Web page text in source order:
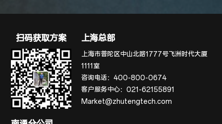
扫码获取方案 上海总部
上海市普陀区中山北路1777号飞洲时代大厦
1111室
咨询电话：400-800-0674
客户服务中心：021-62155891
Market@zhutengtech.com